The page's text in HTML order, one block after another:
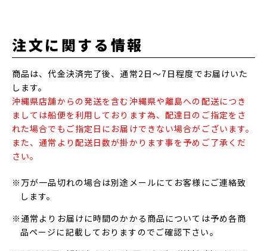
注文に関する情報
商品は、代金決済完了後、通常2日～7日程度でお届けいた
します。
沖縄県店舗からの発送を含む沖縄県や離島への配送につき
ましては船便を利用しております為、配達日のご指定をさ
れた場合でもご指定日にお届けできない場合がございます。
また、通常より配送日数が掛かります事を予めご了承くだ
さい。
※万が一品切れの場合は別途メールにてお客様にご連絡致
します。
※通常よりお届けに時間のかかる商品については予め各商
品ページに記載しておりますのでご確認下さい。